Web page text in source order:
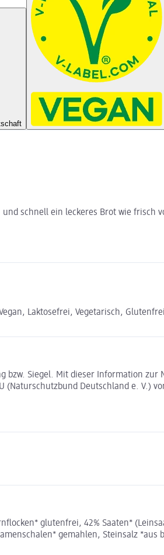
schnell ein leckeres Brot wie
Laktosefrei, Vegetarisch, Glutenfrei
bzw. Siegel. Mit dieser Information
(Naturschutzbund Deutschland e. V.)
glutenfrei, 42% Saaten*
gemahlen, Steinsalz